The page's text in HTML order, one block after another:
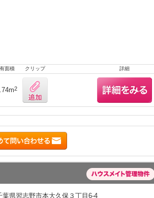
面積 クリップ 詳細
2
葉県習志野市本大久保３丁目6-4